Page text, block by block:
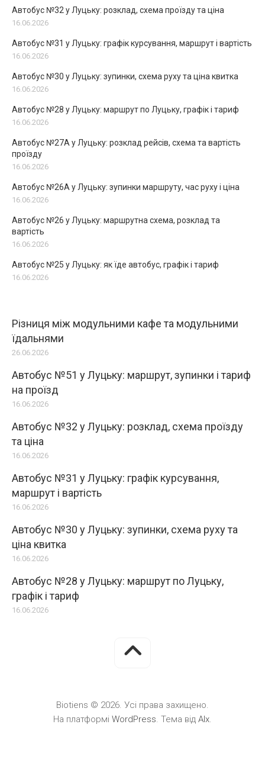
Автобус №32 у Луцьку: розклад, схема проїзду та ціна
16.06.2026
Автобус №31 у Луцьку: графік курсування, маршрут і вартість
16.06.2026
Автобус №30 у Луцьку: зупинки, схема руху та ціна квитка
16.06.2026
Автобус №28 у Луцьку: маршрут по Луцьку, графік і тариф
16.06.2026
Автобус №27А у Луцьку: розклад рейсів, схема та вартість
проїзду
16.06.2026
Автобус №26А у Луцьку: зупинки маршруту, час руху і ціна
16.06.2026
Автобус №26 у Луцьку: маршрутна схема, розклад та
вартість
16.06.2026
Автобус №25 у Луцьку: як їде автобус, графік і тариф
16.06.2026
Різниця між модульними кафе та модульними
їдальнями
26.06.2026
Автобус №51 у Луцьку: маршрут, зупинки і тариф
на проїзд
16.06.2026
Автобус №32 у Луцьку: розклад, схема проїзду
та ціна
16.06.2026
Автобус №31 у Луцьку: графік курсування,
маршрут і вартість
16.06.2026
Автобус №30 у Луцьку: зупинки, схема руху та
ціна квитка
16.06.2026
Автобус №28 у Луцьку: маршрут по Луцьку,
графік і тариф
16.06.2026
Biotiens © 2026. Усі права захищено.
На платформі WordPress. Тема від Alx.